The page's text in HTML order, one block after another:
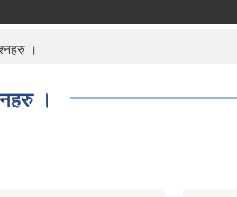
।
।